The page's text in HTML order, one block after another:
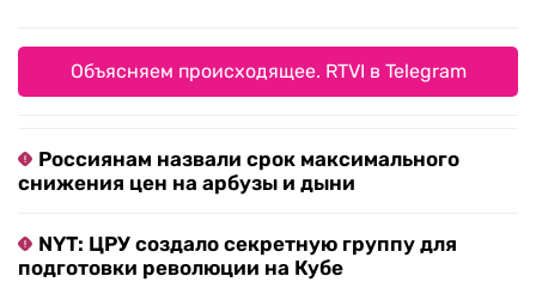
Объясняем происходящее. RTVI в Telegram
Россиянам назвали срок максимального
снижения цен на арбузы и дыни
NYT: ЦРУ создало секретную группу для
подготовки революции на Кубе